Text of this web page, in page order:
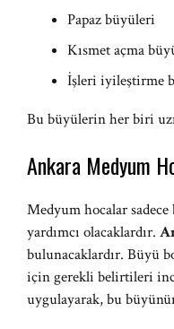
Papaz büyüleri
Kısmet açma
İşleri iyileştirme
Bu büyülerin her biri
Ankara Medyum
Medyum hocalar
yardımcı olacaklardır.
bulunacaklardır. Büyü
için gerekli belirtileri
uygulayarak, bu